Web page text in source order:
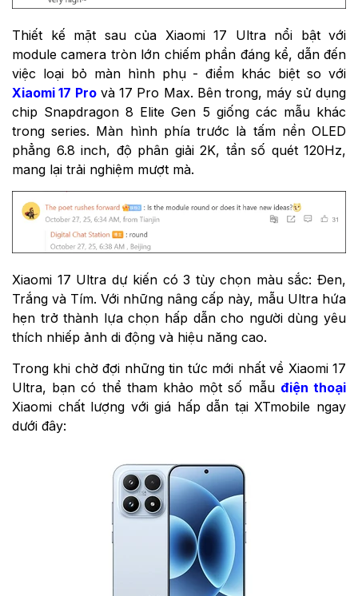
Thiết kế mặt sau của Xiaomi 17 Ultra nổi bật với
module camera tròn lớn chiếm phần đáng kể, dẫn đến
việc loại bỏ màn hình phụ - điểm khác biệt so với
Xiaomi 17 Provà 17 Pro Max. Bên trong, máy sử dụng
chip Snapdragon 8 Elite Gen 5 giống các mẫu khác
trong series. Màn hình phía trước là tấm nền OLED
phẳng 6.8 inch, độ phân giải 2K, tần số quét 120Hz,
mang lại trải nghiệm mượt mà.
Xiaomi 17 Ultra dự kiến có 3 tùy chọn màu sắc: Đen,
Trắng và Tím. Với những nâng cấp này, mẫu Ultra hứa
hẹn trở thành lựa chọn hấp dẫn cho người dùng yêu
thích nhiếp ảnh di động và hiệu năng cao.
Trong khi chờ đợi những tin tức mới nhất về Xiaomi 17
Ultra, bạn có thể tham khảo một số mẫu điện thoại
Xiaomi chất lượng với giá hấp dẫn tại XTmobile ngay
dưới đây: